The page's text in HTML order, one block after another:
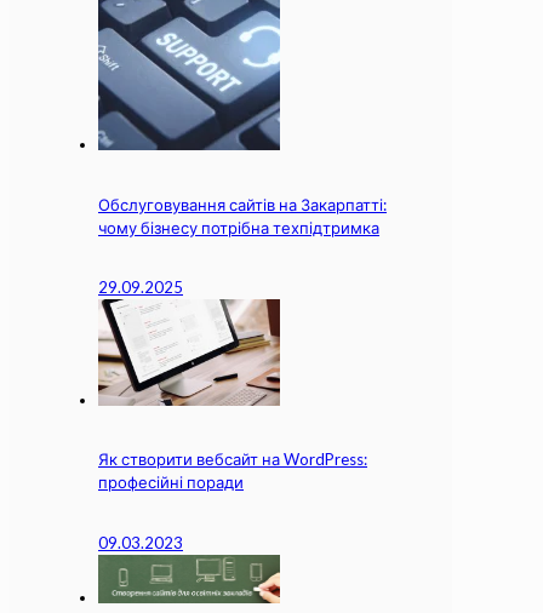
Обслуговування сайтів на Закарпатті:
чому бізнесу потрібна техпідтримка
29.09.2025
Як створити вебсайт на WordPress:
професійні поради
09.03.2023